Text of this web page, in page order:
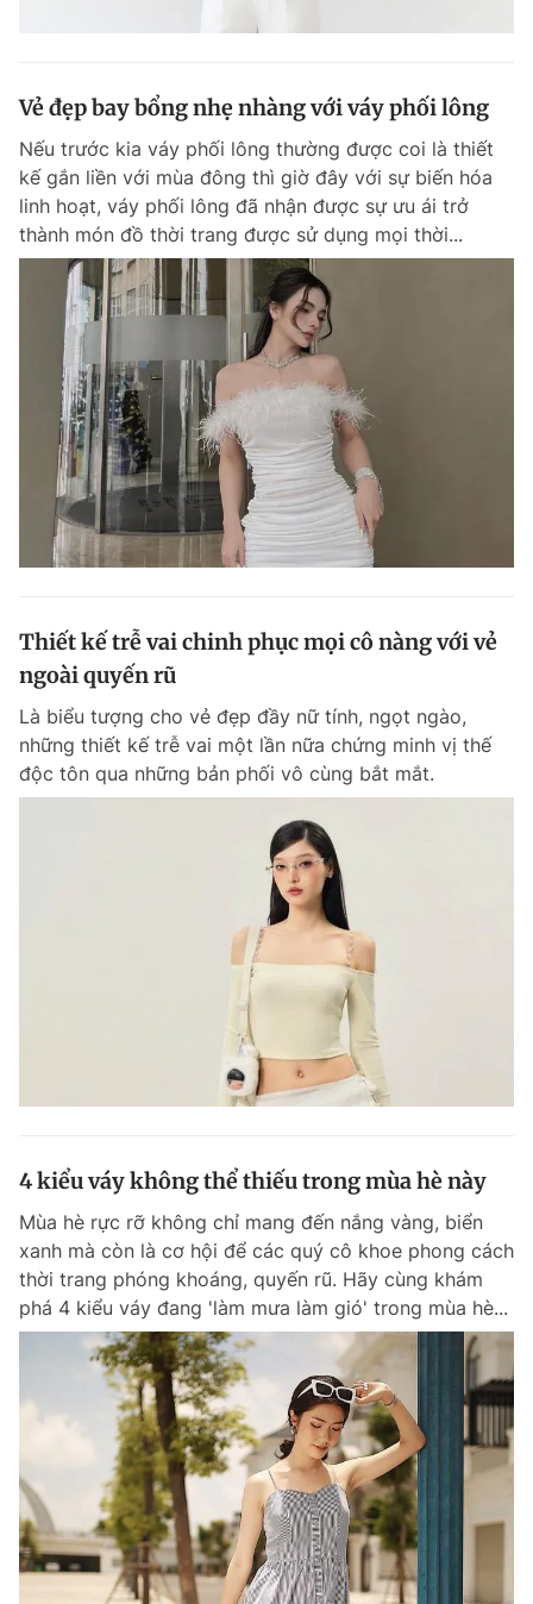
Vẻ đẹp bay bổng nhẹ nhàng với váy phối lông
Nếu trước kia váy phối lông thường được coi là thiết
kế gắn liền với mùa đông thì giờ đây với sự biến hóa
linh hoạt, váy phối lông đã nhận được sự ưu ái trở
thành món đồ thời trang được sử dụng mọi thời...
Thiết kế trễ vai chinh phục mọi cô nàng với vẻ
ngoài quyến rũ
Là biểu tượng cho vẻ đẹp đầy nữ tính, ngọt ngào,
những thiết kế trễ vai một lần nữa chứng minh vị thế
độc tôn qua những bản phối vô cùng bắt mắt.
4 kiểu váy không thể thiếu trong mùa hè này
Mùa hè rực rỡ không chỉ mang đến nắng vàng, biển
xanh mà còn là cơ hội để các quý cô khoe phong cách
thời trang phóng khoáng, quyến rũ. Hãy cùng khám
phá 4 kiểu váy đang 'làm mưa làm gió' trong mùa hè...